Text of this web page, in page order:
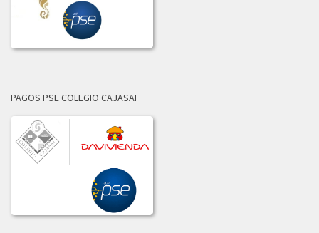
LICITACION_DE_OFERTAS_002-2021.PDF
COMUNICADO_ADJUDICACION_LIC_No_002-2020.pdf
COMUNICADO_ADJ_LIC-003_2020.PDF
INFORME_LICITACION_OFERTAS_004-2020.pdf
INFORME_LIC_OFERTAS_001-2020.pdf
PAGOS PSE COLEGIO CAJASAI